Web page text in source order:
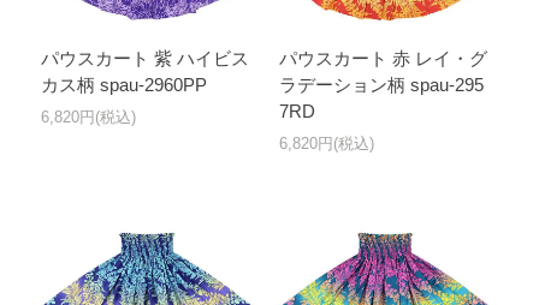
パウスカート 紫 ハイビス
カス柄 spau-2960PP
6,820円(税込)
パウスカート 赤 レイ・グ
ラデーション柄 spau-295
7RD
6,820円(税込)